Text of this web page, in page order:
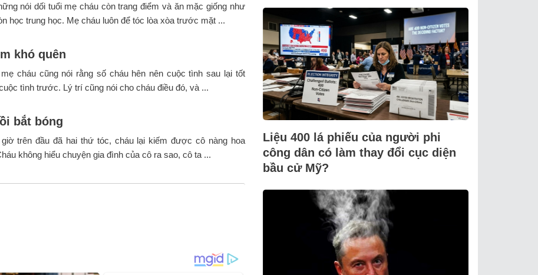
nói dối tuổi mẹ cháu còn trang điểm và ăn mặc giống như
học trung học. Mẹ cháu luôn để tóc lòa xòa trước mặt ...
khó quên
cháu cũng nói rằng số cháu hên nên cuộc tình sau lại tốt
tình trước. Lý trí cũng nói cho cháu điều đó, và ...
bắt bóng
trên đầu đã hai thứ tóc, cháu lại kiếm được cô nàng hoa
không hiểu chuyện gia đình của cô ra sao, cô ta ...
Liệu 400 lá phiếu của người phi
công dân có làm thay đổi cục diện
bầu cử Mỹ?